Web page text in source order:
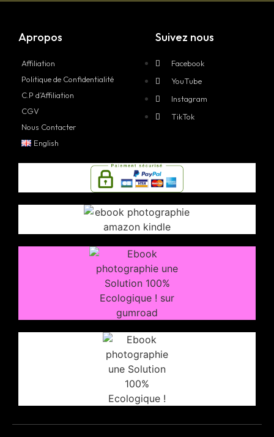
Apropos
Affiliation
Politique de Confidentialité
C.P d’Affiliation
CGV
Nous Contacter
English
Suivez nous
Facebook
YouTube
Instagram
TikTok